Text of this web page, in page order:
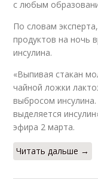
с любым
По словам
продуктов на ночь
инсулина.
«Выпивая стакан
чайной ложки
выбросом
выделяется
эфира 2 марта.
Читать дальше →